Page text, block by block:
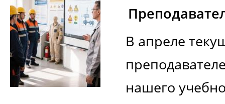
В апреле
нашего